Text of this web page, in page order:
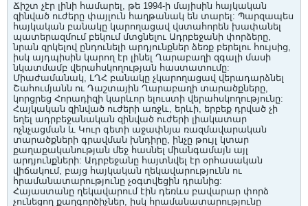
Ճիշտ չէր լինի համարել, թե 1994-ի մայիսին հայկական
զինված ուժերը փայլուն հաղթանակ են տարել: Պարզապես
հայկական բանակը կարողացավ վստահորեն խափանել
պատերազմում բեկում մտցնելու Ադրբեջանի փորձերը,
նրան զրկելով ընդունելի արդյունքներ ձեռք բերելու հույսից,
իսկ այդպիսին կարող էր լինել Ղարաբաղի զգալի մասի
նկատմամբ վերահսկողության հաստատումը:
Միաժամանակ, ԼՂՀ բանակը չկարողացավ վերադարձնել
Շահումյանն ու Դաշտային Ղարաբաղի տարածքները,
կորցրեց Հորադիզի կարևոր ելուստի վերահսկողությունը:
Հայկական զինված ուժերի առջև, երևի, երբեք դրված չի
եղել ադրբեջանական զինված ուժերի լիակատար
ոչնչացման և Կուր գետի աջափնյա ռազմավարական
տարածքների գրավման խնդիրը, ինչը թույլ կտար
քաղաքականության մեջ հասնել միանգամայն այլ
արդյունքների: Ադրբեջանը հայտնվել էր օրհասական
վիճակում, բայց հայկական ղեկավարությունն ու
հրամանատարությունը չօգտվեցին դրանից:
Հայաստանը ղեկավարում էին դեռևս բավարար փորձ
չունեցող քաղգործիչներ, իսկ հրամանատարությունը